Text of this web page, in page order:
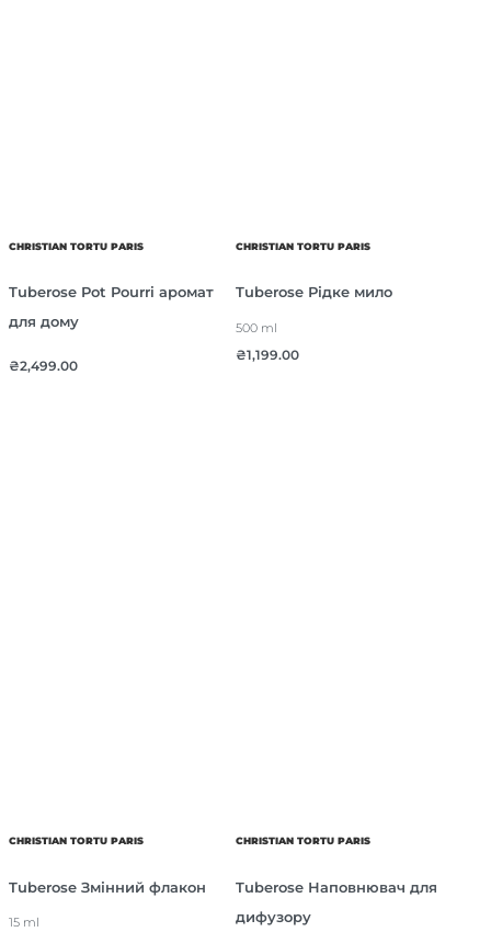
CHRISTIAN TORTU PARIS
Tuberose Pot Pourri аромат
для дому
₴2,499.00
CHRISTIAN TORTU PARIS
Tuberose Рідке мило
500 ml
₴1,199.00
CHRISTIAN TORTU PARIS
Tuberose Змінний флакон
15 ml
CHRISTIAN TORTU PARIS
Tuberose Наповнювач для
дифузору